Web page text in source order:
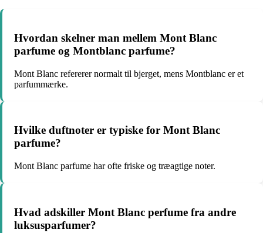
Hvordan skelner man mellem Mont Blanc
parfume og Montblanc parfume?
Mont Blanc refererer normalt til bjerget, mens Montblanc er et
parfummærke.
Hvilke duftnoter er typiske for Mont Blanc
parfume?
Mont Blanc parfume har ofte friske og træagtige noter.
Hvad adskiller Mont Blanc perfume fra andre
luksusparfumer?